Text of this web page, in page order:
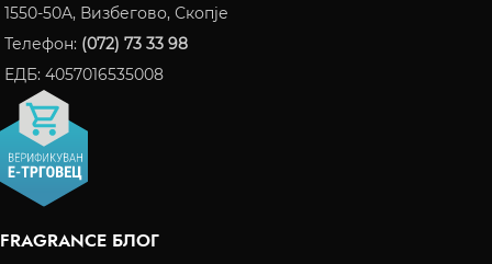
1550-50A, Визбегово, Скопје
Телефон: (072) 73 33 98
ЕДБ: 4057016535008
FRAGRANCE БЛОГ